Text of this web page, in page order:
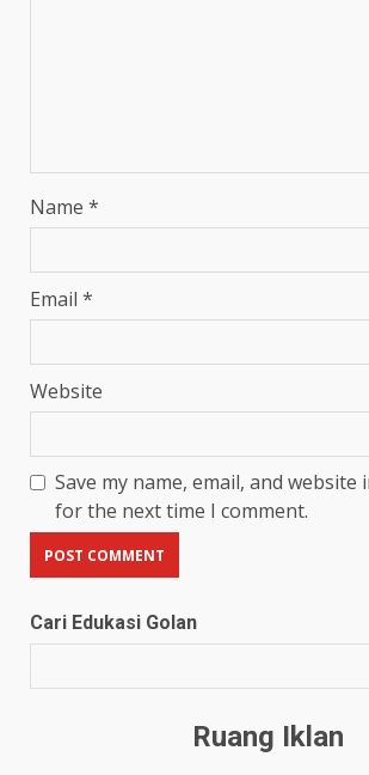
Name *
Email *
Website
Save my name, email, and
for the next time I comment.
Cari Edukasi Golan
Ruang Iklan